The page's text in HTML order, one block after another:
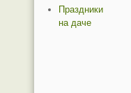
Праздники
на даче